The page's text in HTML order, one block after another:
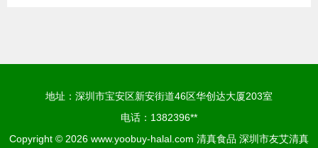
地址：深圳市宝安区新安街道46区华创达大厦203室
电话：1382396**
Copyright © 2026 www.yoobuy-halal.com 清真食品 深圳市友艾清真